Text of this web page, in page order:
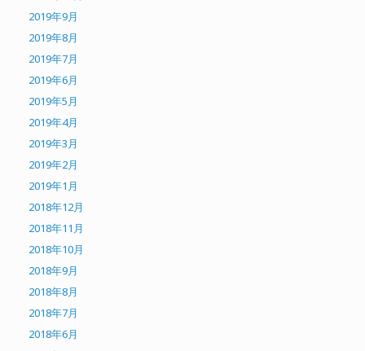
2019年9月
2019年8月
2019年7月
2019年6月
2019年5月
2019年4月
2019年3月
2019年2月
2019年1月
2018年12月
2018年11月
2018年10月
2018年9月
2018年8月
2018年7月
2018年6月